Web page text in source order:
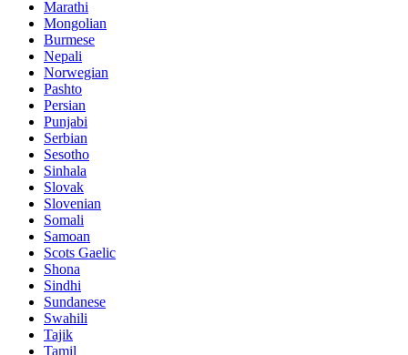
Marathi
Mongolian
Burmese
Nepali
Norwegian
Pashto
Persian
Punjabi
Serbian
Sesotho
Sinhala
Slovak
Slovenian
Somali
Samoan
Scots Gaelic
Shona
Sindhi
Sundanese
Swahili
Tajik
Tamil